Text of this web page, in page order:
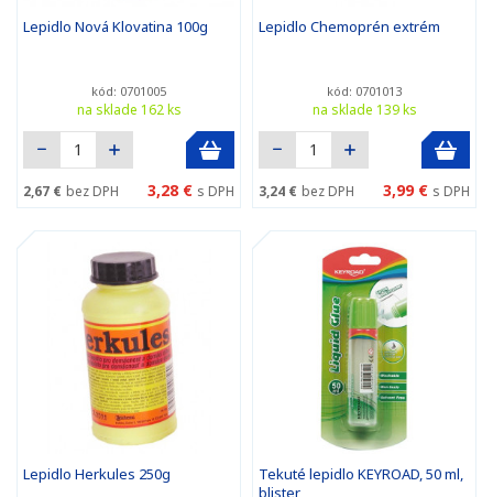
Lepidlo Nová Klovatina 100g
kód: 0701005
na sklade 162 ks
2,67 € bez DPH 3,28 € s DPH
Lepidlo Chemoprén extrém
kód: 0701013
na sklade 139 ks
3,24 € bez DPH 3,99 € s DPH
Lepidlo Herkules 250g
Tekuté lepidlo KEYROAD, 50 ml,
blister